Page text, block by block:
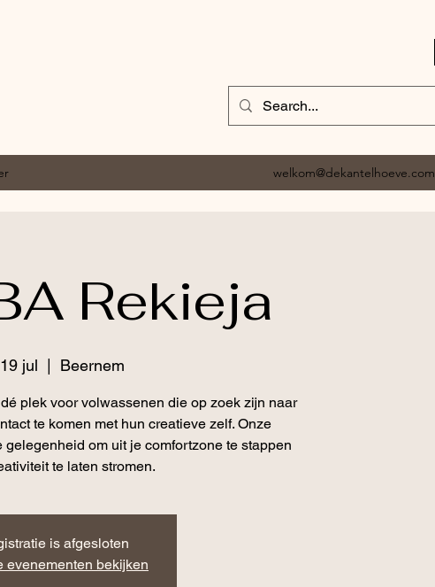
welkom@dekantelhoeve.com
Rekieja
jul Beernem
plek voor volwassenen die op zoek zijn naar
te komen met hun creatieve zelf. Onze
om uit je comfortzone te stappen
te laten stromen.
is afgesloten
evenementen bekijken